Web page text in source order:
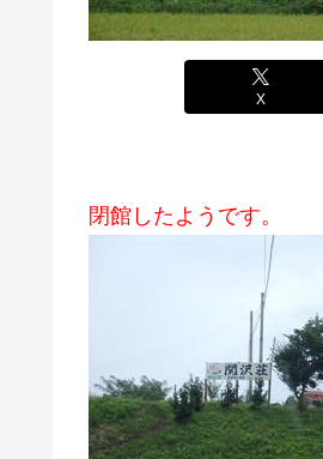
X
閉館したようです。